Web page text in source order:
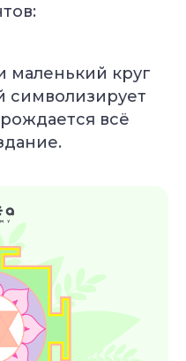
маленький круг
символизирует
всё